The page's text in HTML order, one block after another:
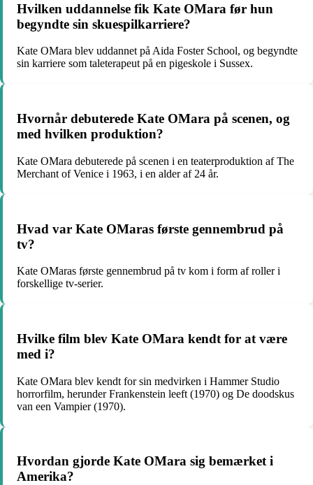
Hvilken uddannelse fik Kate OMara før hun
begyndte sin skuespilkarriere?
Kate OMara blev uddannet på Aida Foster School, og begyndte
sin karriere som taleterapeut på en pigeskole i Sussex.
Hvornår debuterede Kate OMara på scenen, og
med hvilken produktion?
Kate OMara debuterede på scenen i en teaterproduktion af The
Merchant of Venice i 1963, i en alder af 24 år.
Hvad var Kate OMaras første gennembrud på
tv?
Kate OMaras første gennembrud på tv kom i form af roller i
forskellige tv-serier.
Hvilke film blev Kate OMara kendt for at være
med i?
Kate OMara blev kendt for sin medvirken i Hammer Studio
horrorfilm, herunder Frankenstein leeft (1970) og De doodskus
van een Vampier (1970).
Hvordan gjorde Kate OMara sig bemærket i
Amerika?